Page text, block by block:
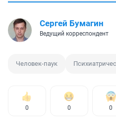
Сергей Бумагин
Ведущий корреспондент
Человек-паук
0 0 0